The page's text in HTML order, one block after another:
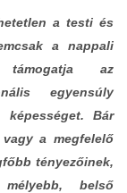
a testi és
a nappali
támogatja az
egyensúly
Bár
a megfelelő
tényezőinek,
belső